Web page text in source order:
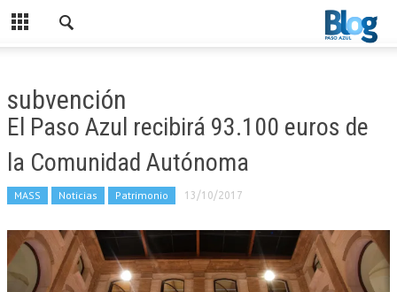
subvención
El Paso Azul recibirá 93.100 euros de
la Comunidad Autónoma
MASS Noticias Patrimonio 13/10/2017